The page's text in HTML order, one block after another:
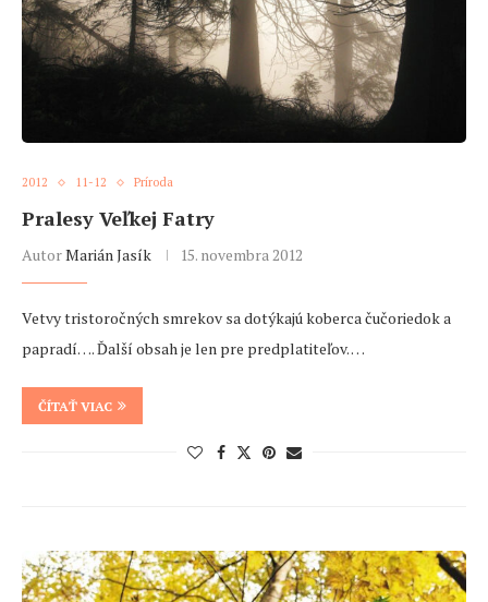
2012 11-12 Príroda
Pralesy Veľkej Fatry
AutorMarián Jasík 15. novembra 2012
Vetvy tristoročných smrekov sa dotýkajú koberca čučoriedok a
papradí…. Ďalší obsah je len pre predplatiteľov. …
ČÍTAŤ VIAC